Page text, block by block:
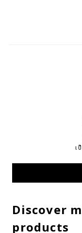
เ
Discover
products